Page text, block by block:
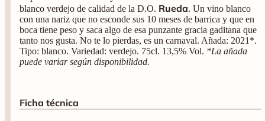
blanco verdejo de calidad de la D.O. Rueda. Un vino blanco
con una nariz que no esconde sus 10 meses de barrica y que en
boca tiene peso y saca algo de esa punzante gracia gaditana que
tanto nos gusta. No te lo pierdas, es un carnaval. Añada: 2021*.
Tipo: blanco. Variedad: verdejo. 75cl. 13,5% Vol. *La añada
puede variar según disponibilidad.
Ficha técnica